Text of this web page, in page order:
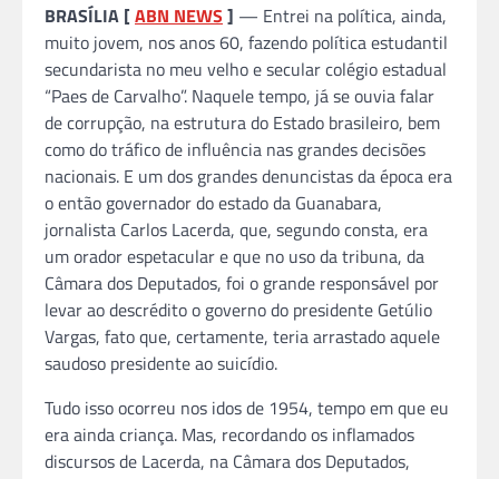
BRASÍLIA [ABN NEWS ] — Entrei na política, ainda,
muito jovem, nos anos 60, fazendo política estudantil
secundarista no meu velho e secular colégio estadual
“Paes de Carvalho”. Naquele tempo, já se ouvia falar
de corrupção, na estrutura do Estado brasileiro, bem
como do tráfico de influência nas grandes decisões
nacionais. E um dos grandes denuncistas da época era
o então governador do estado da Guanabara,
jornalista Carlos Lacerda, que, segundo consta, era
um orador espetacular e que no uso da tribuna, da
Câmara dos Deputados, foi o grande responsável por
levar ao descrédito o governo do presidente Getúlio
Vargas, fato que, certamente, teria arrastado aquele
saudoso presidente ao suicídio.
Tudo isso ocorreu nos idos de 1954, tempo em que eu
era ainda criança. Mas, recordando os inflamados
discursos de Lacerda, na Câmara dos Deputados,